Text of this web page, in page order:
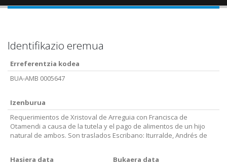
Identifikazio eremua
Erreferentzia kodea
BUA-AMB 0005647
Izenburua
Requerimientos de Xristoval de Arreguia con Francisca de
Otamendi a causa de la tutela y el pago de alimentos de un hijo
natural de ambos. Son traslados Escribano: Iturralde, Andrés de
Hasiera data
Bukaera data